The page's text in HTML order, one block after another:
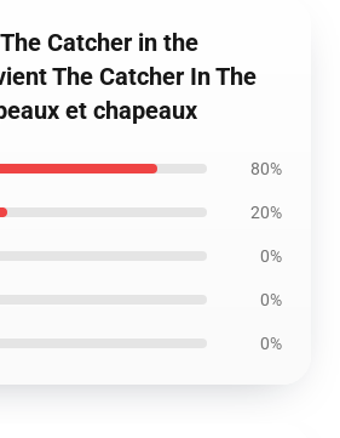
Catcher in the
The Catcher In The
et chapeaux
80%
20%
0%
0%
0%